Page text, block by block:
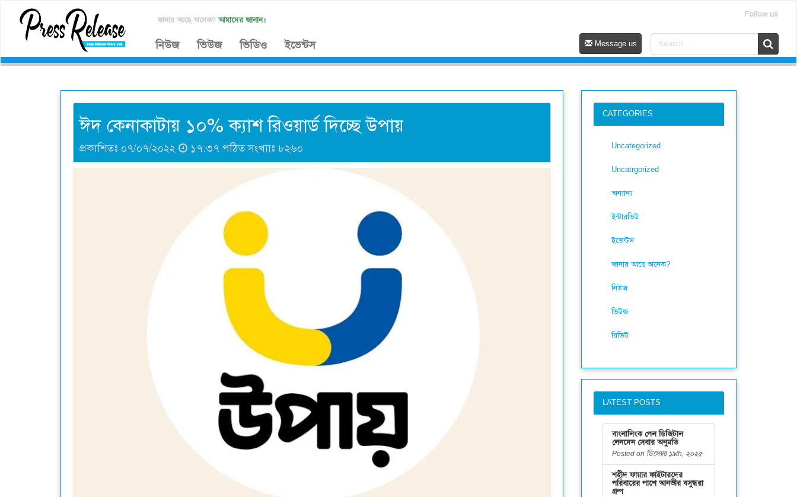
জানার আছে অনেক? আমাদের জানান।
Follow us
নিউজ ভিউজ ভিডিও ইভেন্টস Message us
ঈদ কেনাকাটায় ১০% ক্যাশ রিওয়ার্ড দিচ্ছে উপায়
প্রকাশিতঃ ০৭/০৭/২০২২ ১৭:৩৭ পঠিত সংখ্যাঃ ৮২৬০
CATEGORIES
Uncategorized
Uncatrgorized
অন্যান্য
ইন্টারভিউ
ইভেন্টস
জানার আছে অনেক?
নিউজ
ভিউজ
রিভিউ
LATEST POSTS
বাংলালিংক পেল ডিজিটাল
লেনদেন সেবার অনুমতি
Posted on ডিসেম্বর ১৯th, ২০২৫
শহীদ ফায়ার ফাইটারদের
পরিবারের পাশে আনভীর বসুন্ধরা
গ্রুপ